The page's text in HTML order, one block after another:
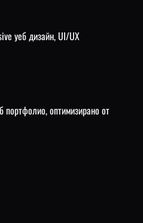
уеб дизайн, UI/UX
оптимизирано от